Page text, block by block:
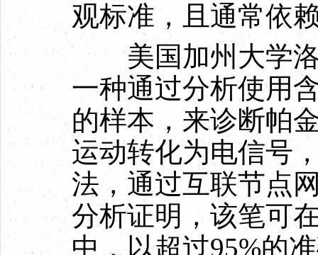
观标准，且通常依
美国加州大学洛
一种通过分析使用
的样本，来诊断帕
运动转化为电信号
法，通过互联节点
分析证明，该笔可
中，以超过95%的